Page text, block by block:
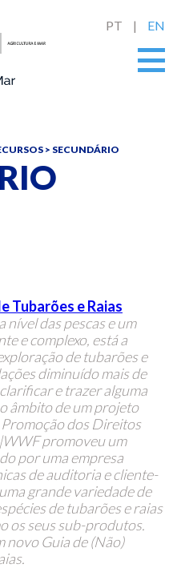
PT EN
> SECUNDÁRIO
Tubarões e Raias
nível das pescas e um
e complexo, está a
de tubarões e
diminuído mais de
e trazer alguma
âmbito de um projeto
dos Direitos
promoveu um
por uma empresa
de auditoria e cliente-
grande variedade de
de tubarões e raias
os seus sub-produtos.
novo Guia de (Não)